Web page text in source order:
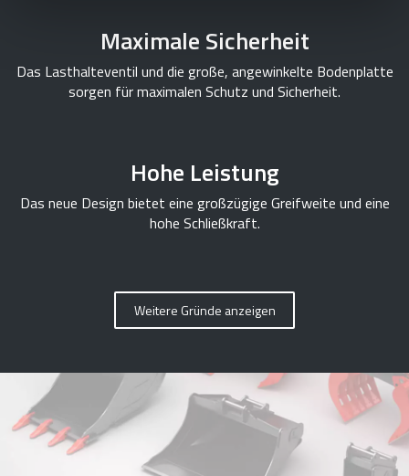
Maximale Sicherheit
Das Lasthalteventil und die große, angewinkelte Bodenplatte
sorgen für maximalen Schutz und Sicherheit.
Hohe Leistung
Das neue Design bietet eine großzügige Greifweite und eine
hohe Schließkraft.
Weitere Gründe anzeigen